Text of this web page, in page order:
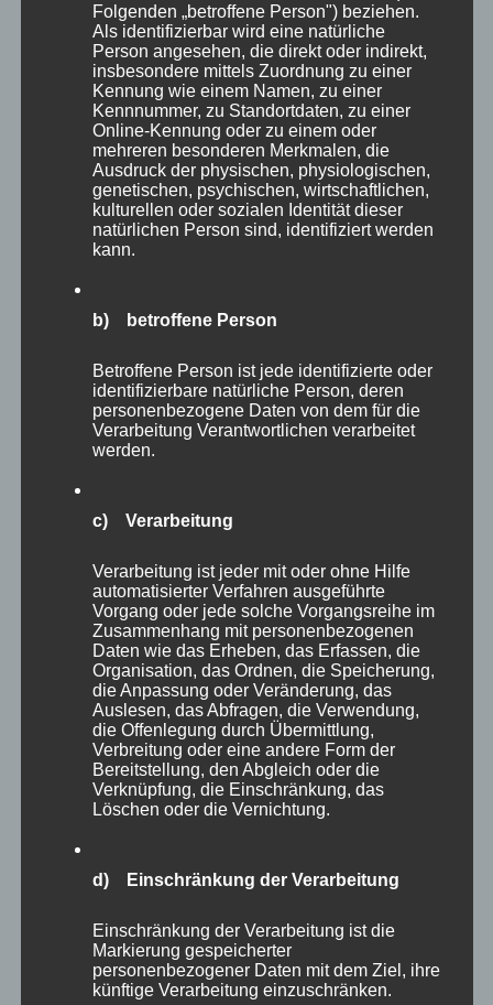
personenbezogenen Daten ebenfalls ausschließlich für
eine interne Verwendung, die dem für die Verarbeitung
Verantwortlichen zuzurechnen ist, nutzt.
Durch eine Registrierung auf der Internetseite des für die
Verarbeitung Verantwortlichen wird ferner die vom
Internet-Service-Provider (ISP) der betroffenen Person
vergebene IP-Adresse, das Datum sowie die Uhrzeit der
Registrierung gespeichert. Die Speicherung dieser
Daten erfolgt vor dem Hintergrund, dass nur so der
Missbrauch unserer Dienste verhindert werden kann,
und diese Daten im Bedarfsfall ermöglichen, begangene
dieser Daten zur Absicherung des für die Verarbeitung
Verantwortlichen erforderlich. Eine Weitergabe dieser
Daten an Dritte erfolgt grundsätzlich nicht, sofern keine
Weitergabe der Strafverfolgung dient.
Die Registrierung der betroffenen Person unter
freiwilliger Angabe personenbezogener Daten dient dem
für die Verarbeitung Verantwortlichen dazu, der
die aufgrund der Natur der Sache nur registrierten
Benutzern angeboten werden können. Registrierten
jederzeit abzuändern oder vollständig aus dem
Datenbestand des für die Verarbeitung Verantwortlichen
löschen zu lassen.
Der für die Verarbeitung Verantwortliche erteilt jeder
betroffenen Person jederzeit auf Anfrage Auskunft
darüber, welche personenbezogenen Daten über die
betroffene Person gespeichert sind. Ferner berichtigt
oder löscht der für die Verarbeitung Verantwortliche
personenbezogene Daten auf Wunsch oder Hinweis der
betroffenen Person, soweit dem keine gesetzlichen
Aufbewahrungspflichten entgegenstehen. Die
Verantwortlichen stehen der betroffenen Person in
Verfügung.
Kontaktmöglichkeit über die Internetseite
Die Internetseite enthält aufgrund von gesetzlichen
Vorschriften Angaben, die eine schnelle elektronische
Folgenden „betroffene Person") beziehen.
Als identifizierbar wird eine natürliche
Person angesehen, die direkt oder indirekt,
insbesondere mittels Zuordnung zu einer
Kennung wie einem Namen, zu einer
Kennnummer, zu Standortdaten, zu einer
Online-Kennung oder zu einem oder
mehreren besonderen Merkmalen, die
Ausdruck der physischen, physiologischen,
genetischen, psychischen, wirtschaftlichen,
kulturellen oder sozialen Identität dieser
natürlichen Person sind, identifiziert werden
kann.
b) betroffene Person
Betroffene Person ist jede identifizierte oder
identifizierbare natürliche Person, deren
personenbezogene Daten von dem für die
Verarbeitung Verantwortlichen verarbeitet
werden.
c) Verarbeitung
Verarbeitung ist jeder mit oder ohne Hilfe
automatisierter Verfahren ausgeführte
Vorgang oder jede solche Vorgangsreihe im
Zusammenhang mit personenbezogenen
Daten wie das Erheben, das Erfassen, die
Organisation, das Ordnen, die Speicherung,
die Anpassung oder Veränderung, das
Auslesen, das Abfragen, die Verwendung,
die Offenlegung durch Übermittlung,
Verbreitung oder eine andere Form der
Bereitstellung, den Abgleich oder die
Verknüpfung, die Einschränkung, das
Löschen oder die Vernichtung.
d) Einschränkung der Verarbeitung
Einschränkung der Verarbeitung ist die
Markierung gespeicherter
personenbezogener Daten mit dem Ziel, ihre
künftige Verarbeitung einzuschränken.